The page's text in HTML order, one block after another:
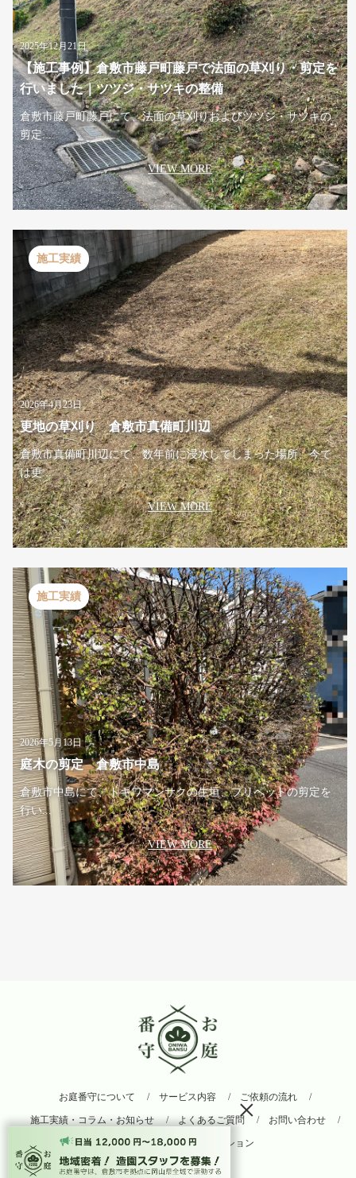
2025年12月21日
【施工事例】倉敷市藤戸町藤戸で法面の草刈り・剪定を
行いました｜ツツジ・サツキの整備
倉敷市藤戸町藤戸にて、法面の草刈りおよびツツジ・サツキの
剪定...
VIEW MORE
施工実績
2026年4月23日
更地の草刈り 倉敷市真備町川辺
倉敷市真備町川辺にて、数年前に浸水してしまった場所、今で
は更...
VIEW MORE
施工実績
2026年5月13日
庭木の剪定 倉敷市中島
倉敷市中島にて、トキワマンサクの生垣、プリペットの剪定を
行い...
VIEW MORE
お庭番守について サービス内容 ご依頼の流れ
施工実績・コラム・お知らせ よくあるご質問 お問い合わせ
関連サイト：アーボソリューション
×